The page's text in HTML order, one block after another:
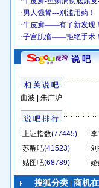
说 吧
相 关 说 吧
曲波
朱广沪
说 吧 排 行
上证指数(77445) 李
苏醒吧(41523) 刘
贴图吧(68789) 婚
搜狐分类| 商机